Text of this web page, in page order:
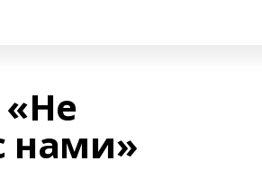
нами»